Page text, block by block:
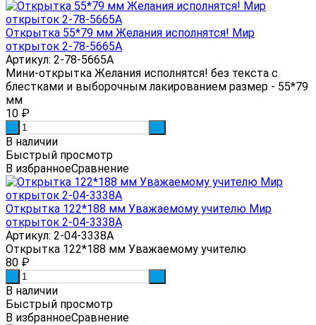
Открытка 55*79 мм Желания исполнятся! Мир
открыток 2-78-5665А
Артикул: 2-78-5665А
Мини-открытка Желания исполнятся! без текста с
блестками и выборочным лакированием размер - 55*79
мм
10 ₽
В наличии
Быстрый просмотр
В избранноеСравнение
Открытка 122*188 мм Уважаемому учителю Мир
открыток 2-04-3338А
Артикул: 2-04-3338А
Открытка 122*188 мм Уважаемому учителю
80 ₽
В наличии
Быстрый просмотр
В избранноеСравнение